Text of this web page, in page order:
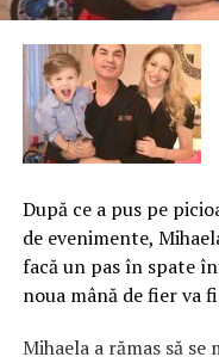
După ce a pus pe
de evenimente,
facă un pas în spate
noua mână de fier va
Mihaela a rămas să